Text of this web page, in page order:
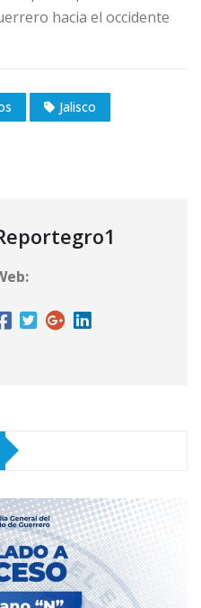
hacia el occidente
Jalisco